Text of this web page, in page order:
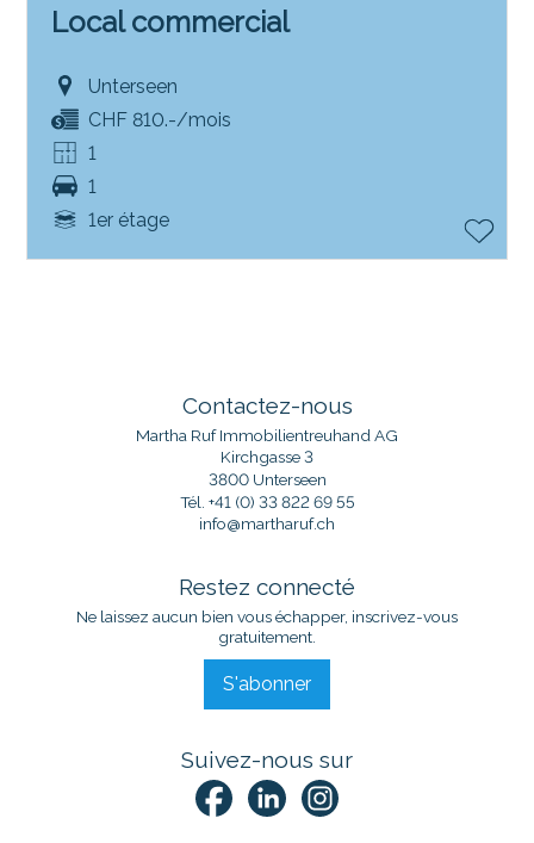
Local commercial
Unterseen
CHF 810.-/mois
1
1
1er étage
Contactez-nous
Martha Ruf Immobilientreuhand AG
Kirchgasse 3
3800 Unterseen
Tél. +41 (0) 33 822 69 55
info@martharuf.ch
Restez connecté
Ne laissez aucun bien vous échapper, inscrivez-vous
gratuitement.
S'abonner
Suivez-nous sur